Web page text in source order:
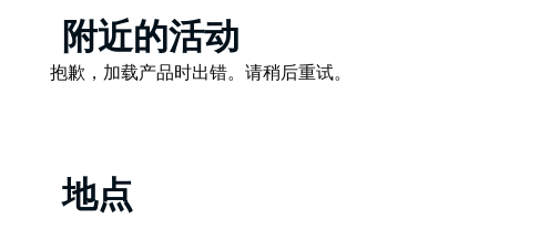
疗浴缸的浴室、第二个卫生间和设施齐全的厨房。
步行 15 分钟即可到达河流、海滩、咖啡馆和餐厅、高尔夫球
Myall 湖和国家公园仅 15 分钟车程。
Product
List
附近的活动
Product
抱歉，加载产品时出错。请稍后重试。
地点